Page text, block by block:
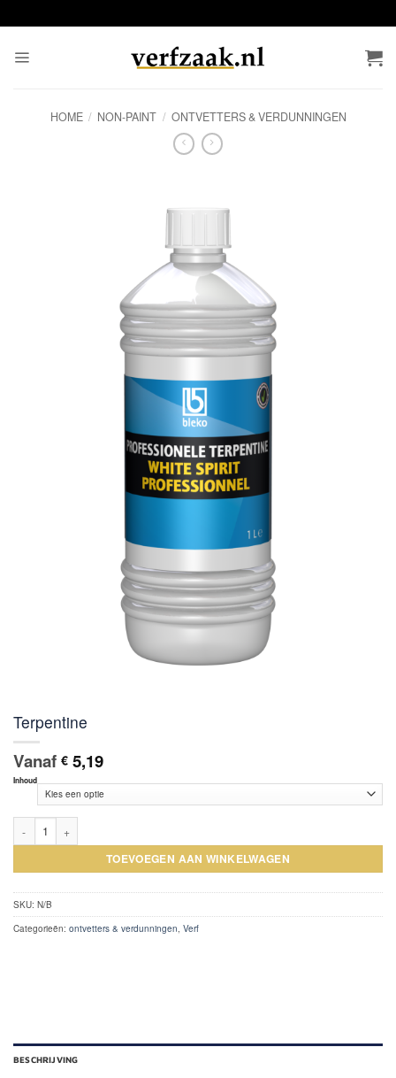
naar
HOME / NON-PAINT / ONTVETTERS & VERDUNNINGEN
Terpentine
Vanaf € 5,19
Inhoud
Terpentine aantal
TOEVOEGEN AAN WINKELWAGEN
SKU: N/B
Categorieën: ontvetters & verdunningen, Verf
BESCHRIJVING